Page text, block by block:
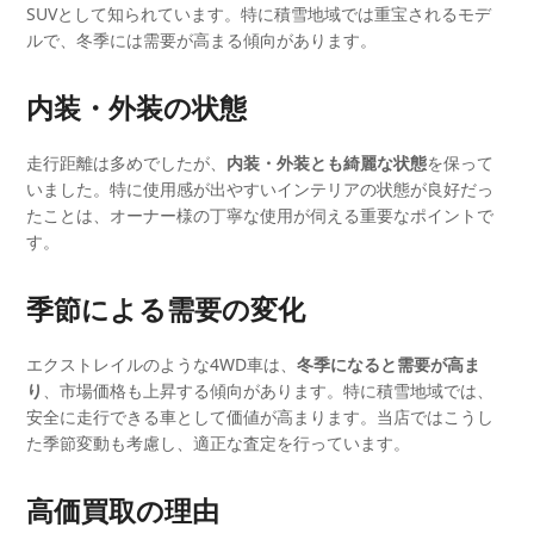
SUVとして知られています。特に積雪地域では重宝されるモデ
ルで、冬季には需要が高まる傾向があります。
内装・外装の状態
走行距離は多めでしたが、 内装・外装とも綺麗な状態を保って
いました。特に使用感が出やすいインテリアの状態が良好だっ
たことは、オーナー様の丁寧な使用が伺える重要なポイントで
す。
季節による需要の変化
エクストレイルのような4WD車は、冬季になると需要が高ま
り
、市場価格も上昇する傾向があります。特に積雪地域では、
安全に走行できる車として価値が高まります。当店ではこうし
た季節変動も考慮し、適正な査定を行っています。
高価買取の理由